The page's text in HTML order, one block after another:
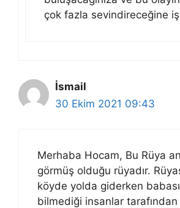
çok fazla sevindireceğine
İsmail
30 Ekim 2021 09:43
Merhaba Hocam, Bu Rüya
görmüş olduğu rüyadır.
köyde yolda giderken
bilmediği insanlar tarafından